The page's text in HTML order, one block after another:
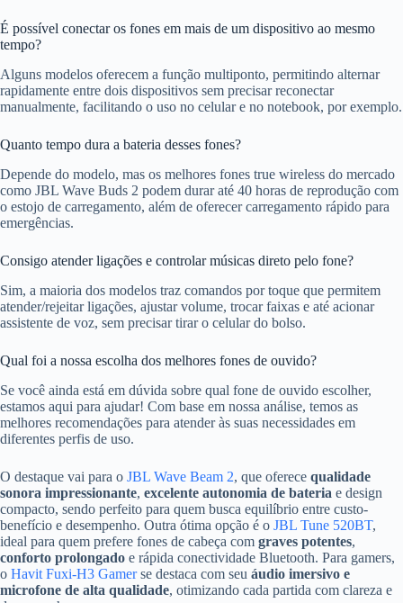
É possível conectar os fones em mais de um dispositivo ao mesmo
tempo?
Alguns modelos oferecem a função multiponto, permitindo alternar
rapidamente entre dois dispositivos sem precisar reconectar
manualmente, facilitando o uso no celular e no notebook, por exemplo.
Quanto tempo dura a bateria desses fones?
Depende do modelo, mas os melhores fones true wireless do mercado
como JBL Wave Buds 2 podem durar até 40 horas de reprodução com
o estojo de carregamento, além de oferecer carregamento rápido para
emergências.
Consigo atender ligações e controlar músicas direto pelo fone?
Sim, a maioria dos modelos traz comandos por toque que permitem
atender/rejeitar ligações, ajustar volume, trocar faixas e até acionar
assistente de voz, sem precisar tirar o celular do bolso.
Qual foi a nossa escolha dos melhores fones de ouvido?
Se você ainda está em dúvida sobre qual fone de ouvido escolher,
estamos aqui para ajudar! Com base em nossa análise, temos as
melhores recomendações para atender às suas necessidades em
diferentes perfis de uso.
O destaque vai para o JBL Wave Beam 2, que oferece qualidade
sonora impressionante, excelente autonomia de bateria e design
compacto, sendo perfeito para quem busca equilíbrio entre custo-
benefício e desempenho. Outra ótima opção é o JBL Tune 520BT,
ideal para quem prefere fones de cabeça com graves potentes,
conforto prolongado e rápida conectividade Bluetooth. Para gamers,
o Havit Fuxi-H3 Gamerse destaca com seu áudio imersivo e
microfone de alta qualidade, otimizando cada partida com clareza e